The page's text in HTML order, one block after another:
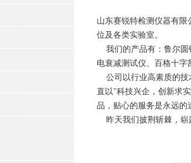
山东赛锐特检测仪器有
位及各类实验室。
我们的产品有：鲁尔圆
电衰减测试仪、百格十字
公司以行业高素质的技
直以"科技兴企，创新求
品，贴心的服务是永远的
昨天我们披荆斩棘，崭